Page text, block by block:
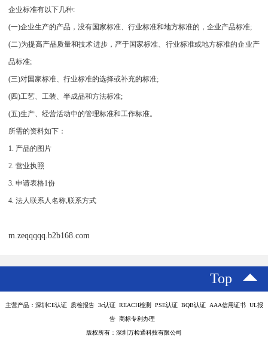
企业标准有以下几种:
(一)企业生产的产品，没有国家标准、行业标准和地方标准的，企业产品标准;
(二)为提高产品质量和技术进步，严于国家标准、行业标准或地方标准的企业产
品标准;
(三)对国家标准、行业标准的选择或补充的标准;
(四)工艺、工装、半成品和方法标准;
(五)生产、经营活动中的管理标准和工作标准。
所需的资料如下：
1. 产品的图片
2. 营业执照
3. 申请表格1份
4. 法人联系人名称,联系方式
m.zeqqqqq.b2b168.com
Top
主营产品：深圳CE认证 质检报告 3c认证 REACH检测 PSE认证 BQB认证 AAA信用证书 UL报
告 商标专利办理
版权所有：深圳万检通科技有限公司